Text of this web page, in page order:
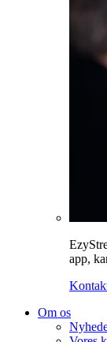
app,
Om os